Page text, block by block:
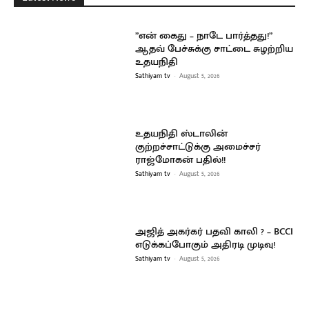
”என் கைது – நாடே பார்த்தது!”
ஆதவ் பேச்சுக்கு சாட்டை சுழற்றிய
உதயநிதி
Sathiyam tv - August 5, 2026
உதயநிதி ஸ்டாலின்
குற்றச்சாட்டுக்கு அமைச்சர்
ராஜ்மோகன் பதில்!!
Sathiyam tv - August 5, 2026
அஜித் அகர்கர் பதவி காலி ? – BCCI
எடுக்கப்போகும் அதிரடி முடிவு!
Sathiyam tv - August 5, 2026